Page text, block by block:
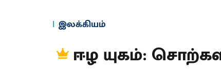
இலக்கியம்
ஈழ யுகம்: